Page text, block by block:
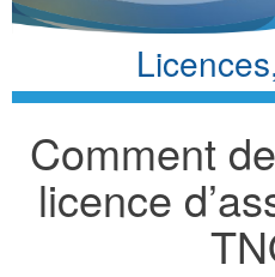
Comment
licence